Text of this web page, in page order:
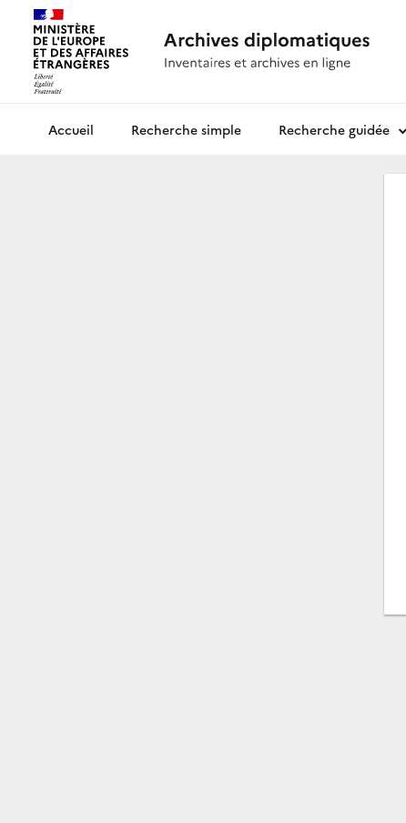
Archives diplomatiquesRecherche simple Recherche guidée